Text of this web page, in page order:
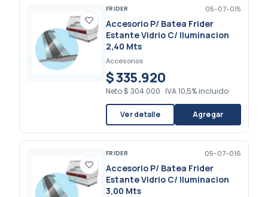
FRIDER 05-07-015
Accesorio P/ Batea Frider
Estante Vidrio C/ Iluminacion
2,40 Mts
Accesorios
$ 335.920
Neto $ 304.000 · IVA 10,5% incluido
Ver detalle Agregar
FRIDER 05-07-016
Accesorio P/ Batea Frider
Estante Vidrio C/ Iluminacion
3,00 Mts